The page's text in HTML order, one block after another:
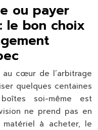
ou payer
le bon choix
au cœur de l’arbitrage
quelques centaines
soi-même est
ne prend pas en
à acheter, le